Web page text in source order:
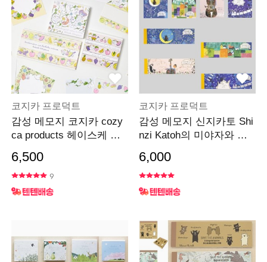
코지카 프로덕트
감성 메모지 코지카 cozy
ca products 헤이스케 키
6,500
9
코지카 프로덕트
감성 메모지 신지카토 Shi
nzi Katoh의 미야자와 시
6,000